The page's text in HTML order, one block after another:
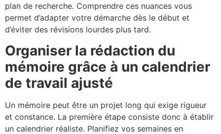
plan de recherche. Comprendre ces nuances vous
permet d’adapter votre démarche dès le début et
d’éviter des révisions lourdes plus tard.
Organiser la rédaction du
mémoire grâce à un calendrier
de travail ajusté
Un mémoire peut être un projet long qui exige rigueur
et constance. La première étape consiste donc à établir
un calendrier réaliste. Planifiez vos semaines en